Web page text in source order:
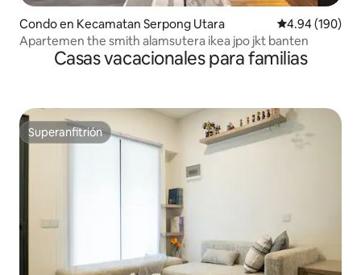
Condo en Kecamatan Serpong Utara Calificación
4.94 (190)
Apartemen the smith alamsutera ikea jpo jkt banten
Casas vacacionales para familias
Superanfitrión
Superanfitrión